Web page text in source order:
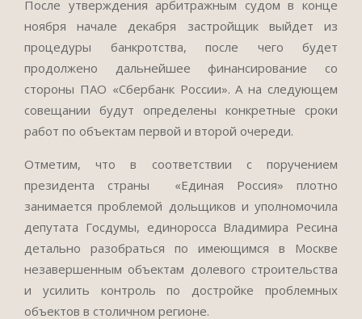
После утверждения арбитражным судом в конце
ноября начале декабря застройщик выйдет из
процедуры банкротства, после чего будет
продолжено дальнейшее финансирование со
стороны ПАО «Сбербанк России». А на следующем
совещании будут определены конкретные сроки
работ по объектам первой и второй очереди.
Отметим, что в соответствии с поручением
президента страны «Единая Россия» плотно
занимается проблемой дольщиков и уполномочила
депутата Госдумы, единоросса Владимира Ресина
детально разобраться по имеющимся в Москве
незавершенным объектам долевого строительства
и усилить контроль по достройке проблемных
объектов в столичном регионе.